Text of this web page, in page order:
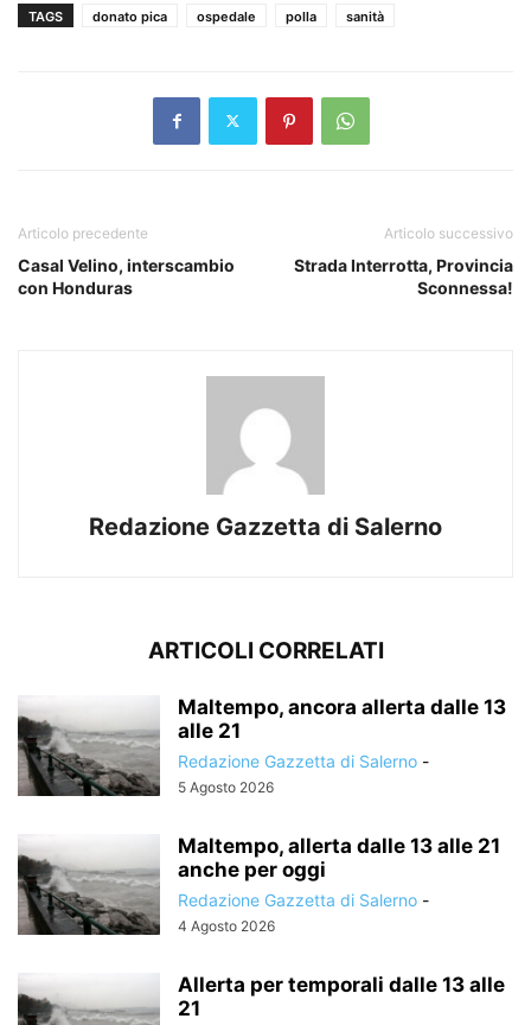
TAGS donato pica ospedale polla sanità
Articolo precedente
Casal Velino, interscambio
con Honduras
Articolo successivo
Strada Interrotta, Provincia
Sconnessa!
Redazione Gazzetta di Salerno
ARTICOLI CORRELATI
Maltempo, ancora allerta dalle 13
alle 21
Redazione Gazzetta di Salerno -
5 Agosto 2026
Maltempo, allerta dalle 13 alle 21
anche per oggi
Redazione Gazzetta di Salerno -
4 Agosto 2026
Allerta per temporali dalle 13 alle
21